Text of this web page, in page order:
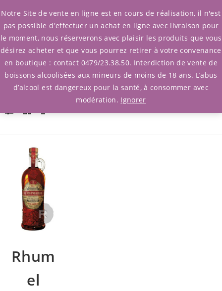
0
Filtrer Produits
Rhum
el
Notre Site de vente en ligne est en cours de réalisation, il n'est
pas possible d'effectuer un achat en ligne avec livraison pour
le moment, nous réserverons avec plaisir les produits que vous
désirez acheter et que vous pourrez retirer à votre convenance
en boutique : contact 0479/23.38.50. Interdiction de vente de
boissons alcoolisées aux mineurs de moins de 18 ans. L’abus
d’alcool est dangereux pour la santé, à consommer avec
modération. Ignorer